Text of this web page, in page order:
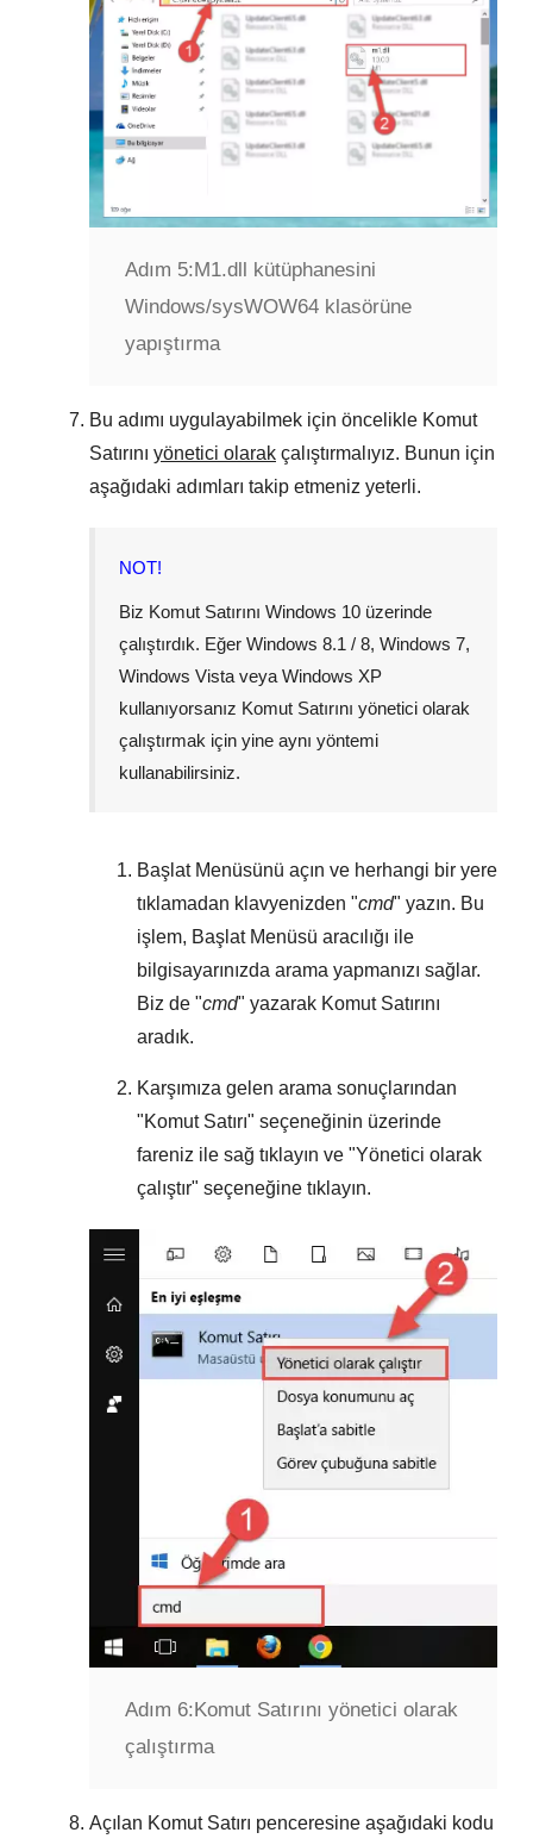
Adım 5:M1.dll kütüphanesini
Windows/sysWOW64 klasörüne
yapıştırma
Bu adımı uygulayabilmek için öncelikle Komut
Satırını yönetici olarak çalıştırmalıyız. Bunun için
aşağıdaki adımları takip etmeniz yeterli.
NOT!
Biz Komut Satırını Windows 10 üzerinde
çalıştırdık. Eğer Windows 8.1 / 8, Windows 7,
Windows Vista veya Windows XP
kullanıyorsanız Komut Satırını yönetici olarak
çalıştırmak için yine aynı yöntemi
kullanabilirsiniz.
Başlat Menüsünü açın ve herhangi bir yere
tıklamadan klavyenizden "cmd" yazın. Bu
işlem, Başlat Menüsü aracılığı ile
bilgisayarınızda arama yapmanızı sağlar.
Biz de "cmd" yazarak Komut Satırını
aradık.
Karşımıza gelen arama sonuçlarından
"Komut Satırı" seçeneğinin üzerinde
fareniz ile sağ tıklayın ve "Yönetici olarak
çalıştır" seçeneğine tıklayın.
Adım 6:Komut Satırını yönetici olarak
çalıştırma
Açılan Komut Satırı penceresine aşağıdaki kodu